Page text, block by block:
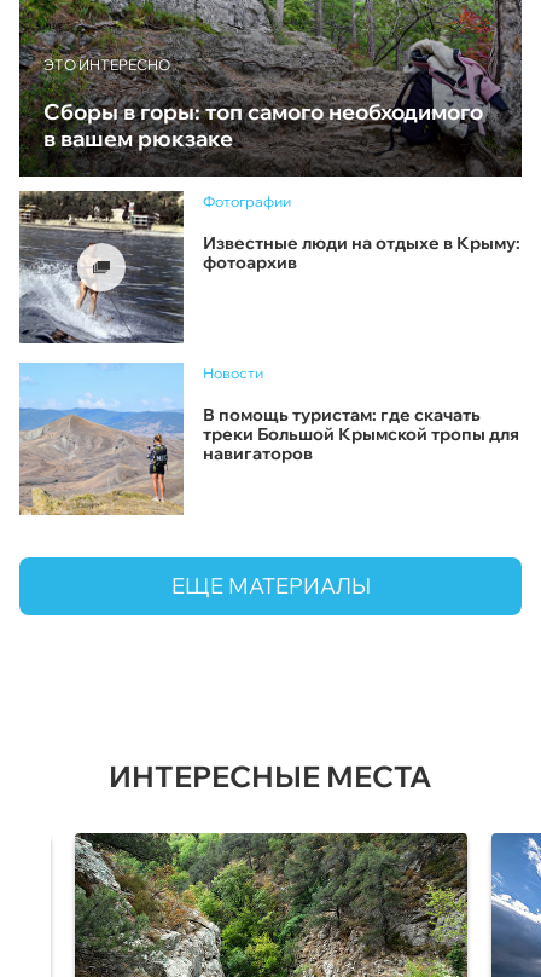
ЭТО ИНТЕРЕСНО
Сборы в горы: топ самого необходимого
в вашем рюкзаке
Фотографии
Известные люди на отдыхе в Крыму:
фотоархив
Новости
В помощь туристам: где скачать
треки Большой Крымской тропы для
навигаторов
ЕЩЕ МАТЕРИАЛЫ
ИНТЕРЕСНЫЕ МЕСТА